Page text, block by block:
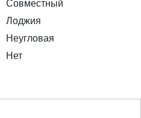
Совместный
Лоджия
Неугловая
Нет